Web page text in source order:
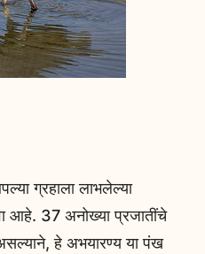
ग्रहाला लाभलेल्या
आहे. 37 अनोख्या प्रजातींचे
हे अभयारण्य या पंख